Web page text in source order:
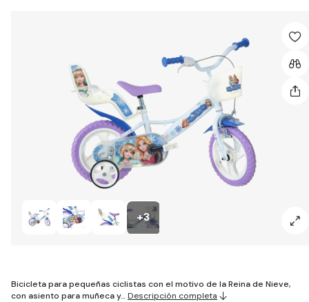
+3
Bicicleta para pequeñas ciclistas con el motivo de la Reina de Nieve,
con asiento para muñeca y… Descripción completa